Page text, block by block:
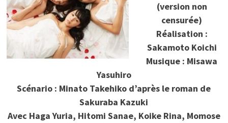
(version non
censurée)
Réalisation :
Sakamoto Koichi
Musique : Misawa
Yasuhiro
Scénario : Minato Takehiko d’après le roman de
Sakuraba Kazuki
Avec Haga Yuria, Hitomi Sanae, Koike Rina, Momose